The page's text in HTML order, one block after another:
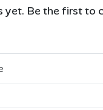
yet. Be the first to